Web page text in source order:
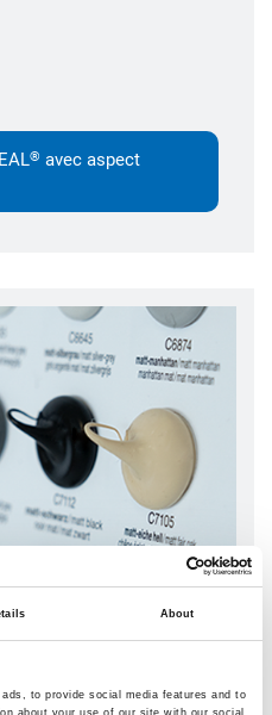
About
to provide social media features and to
® avec aspect
un visuel tout aussi
déjà, nous proposons